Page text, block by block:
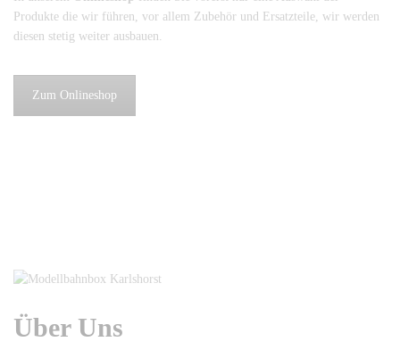
Produkte die wir führen, vor allem Zubehör und Ersatzteile, wir werden
diesen stetig weiter ausbauen.
Zum Onlineshop
Über Uns